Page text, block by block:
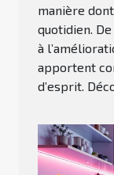
manière
quotidien.
à
apportent
d’esprit.